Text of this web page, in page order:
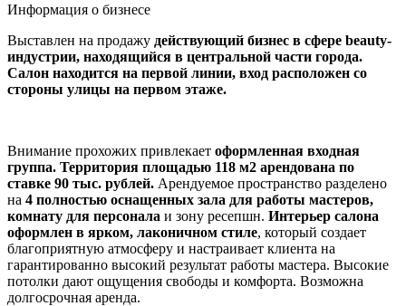
Информация о бизнесе
Выставлен на продажу действующий бизнес в сфере beauty-
индустрии, находящийся в центральной части города.
Салон находится на первой линии, вход расположен со
стороны улицы на первом этаже.
Внимание прохожих привлекает оформленная входная
группа. Территория площадью 118 м2 арендована по
ставке 90 тыс. рублей. Арендуемое пространство разделено
на 4 полностью оснащенных зала для работы мастеров,
комнату для персонала и зону ресепшн. Интерьер салона
оформлен в ярком, лаконичном стиле, который создает
благоприятную атмосферу и настраивает клиента на
гарантированно высокий результат работы мастера. Высокие
потолки дают ощущения свободы и комфорта. Возможна
долгосрочная аренда.